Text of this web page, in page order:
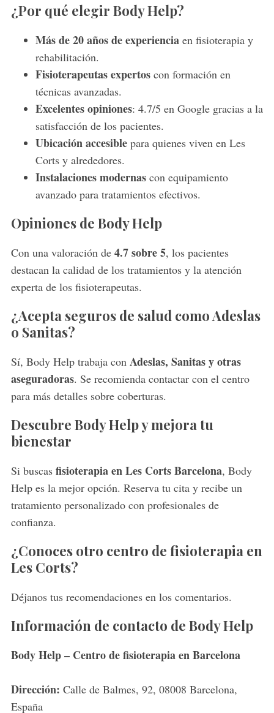
¿Por qué elegir Body Help?
Más de 20 años de experienciaen fisioterapia y
rehabilitación.
Fisioterapeutas expertoscon formación en
técnicas avanzadas.
Excelentes opiniones: 4.7/5 en Google gracias a la
satisfacción de los pacientes.
Ubicación accesiblepara quienes viven en Les
Corts y alrededores.
Instalaciones modernascon equipamiento
avanzado para tratamientos efectivos.
Opiniones de Body Help
Con una valoración de 4.7 sobre 5, los pacientes
destacan la calidad de los tratamientos y la atención
experta de los fisioterapeutas.
¿Acepta seguros de salud como Adeslas
o Sanitas?
Sí, Body Help trabaja con Adeslas, Sanitas y otras
aseguradoras. Se recomienda contactar con el centro
para más detalles sobre coberturas.
Descubre Body Help y mejora tu
bienestar
Si buscas fisioterapia en Les Corts Barcelona, Body
Help es la mejor opción. Reserva tu cita y recibe un
tratamiento personalizado con profesionales de
confianza.
¿Conoces otro centro de fisioterapia en
Les Corts?
Déjanos tus recomendaciones en los comentarios.
Información de contacto de Body Help
Body Help – Centro de fisioterapia en Barcelona
Dirección: Calle de Balmes, 92, 08008 Barcelona,
España
e
c